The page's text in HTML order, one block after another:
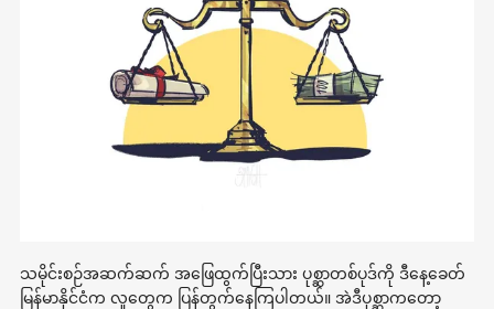
သမိုင်းစဉ်အဆက်ဆက် အဖြေထွက်ပြီးသား ပုစ္ဆာတစ်ပုဒ်ကို ဒီနေ့ခေတ်
မြန်မာနိုင်ငံက လူတွေက ပြန်တွက်နေကြပါတယ်။ အဲဒီပုစ္ဆာကတော့